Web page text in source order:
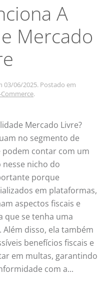
A
Mercado
03/06/2025. Postado em
Commerce.
Mercado Livre?
no segmento de
podem contar com um
nicho do
porque
em plataformas,
aspectos fiscais e
se tenha uma
disso, ela também
benefícios fiscais e
em multas, garantindo
com a...